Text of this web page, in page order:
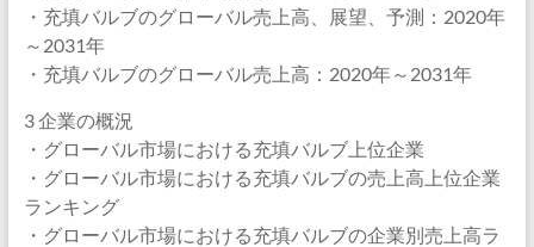
・充填バルブのグローバル売上高、展望、予測：2020年
～2031年
・充填バルブのグローバル売上高：2020年～2031年
3 企業の概況
・グローバル市場における充填バルブ上位企業
・グローバル市場における充填バルブの売上高上位企業
ランキング
・グローバル市場における充填バルブの企業別売上高ラ